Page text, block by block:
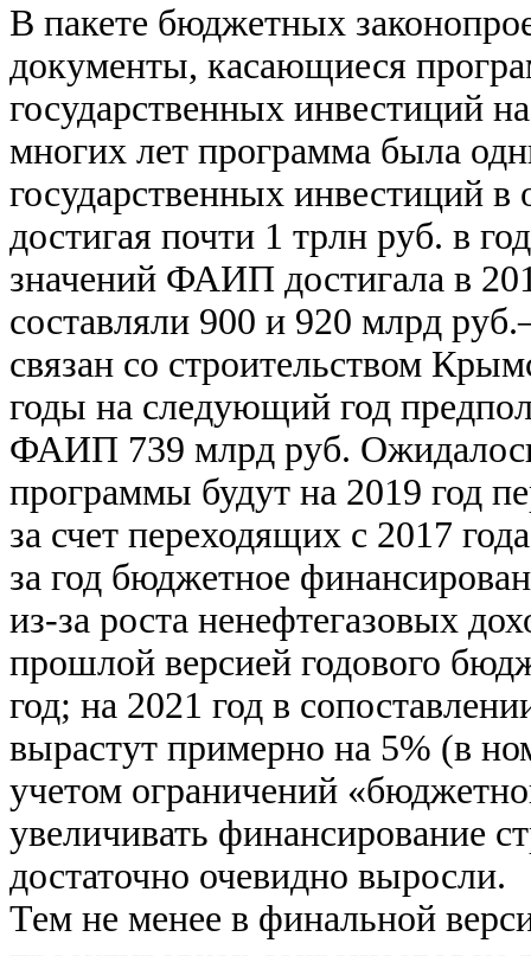
В пакете бюджетных
документы, касающиеся
государственных инвестиций
многих лет программа была
государственных инвестиций в
достигая почти 1 трлн руб. в
значений ФАИП достигала в
составляли 900 и 920 млрд
связан со строительством
годы на следующий год
ФАИП 739 млрд руб.
программы будут на 2019 год
за счет переходящих с 2017
за год бюджетное
из-за роста ненефтегазовых
прошлой версией годового
год; на 2021 год в
вырастут примерно на 5% (в
учетом ограничений
увеличивать финансирование
достаточно очевидно выросли.
Тем не менее в финальной